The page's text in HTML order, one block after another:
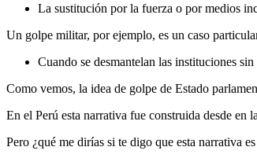
La sustitución por la fuerza o por medios
Un golpe militar, por ejemplo, es un caso
Cuando se desmantelan las instituciones
Como vemos, la idea de golpe de Estado
En el Perú esta narrativa fue construida desde en
Pero ¿qué me dirías si te digo que esta narrativa